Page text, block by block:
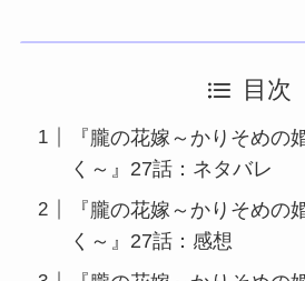
目次
『朧の花嫁～かりそめの
く～』27話：ネタバレ
『朧の花嫁～かりそめの
く～』27話：感想